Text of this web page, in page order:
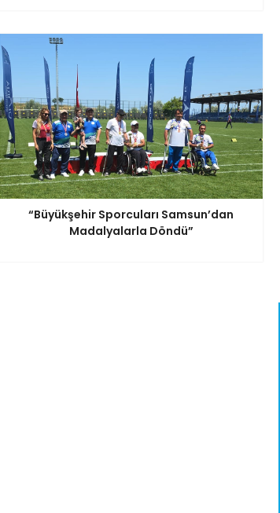
“Büyükşehir Sporcuları Samsun’dan
Madalyalarla Döndü”